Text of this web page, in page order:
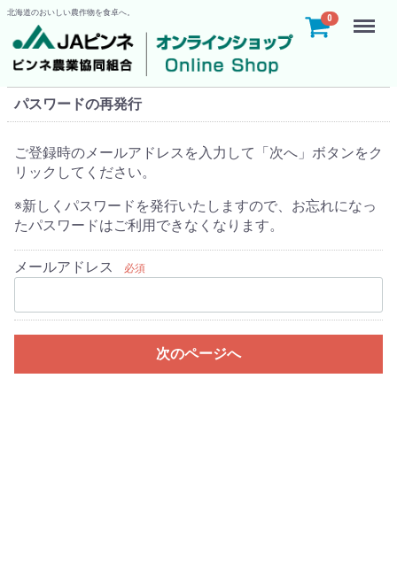
北海道のおいしい農作物を食卓へ。
0 Menu
パスワードの再発行
ご登録時のメールアドレスを入力して「次へ」ボタンをク
リックしてください。
※新しくパスワードを発行いたしますので、お忘れになっ
たパスワードはご利用できなくなります。
メールアドレス 必須
次のページへ